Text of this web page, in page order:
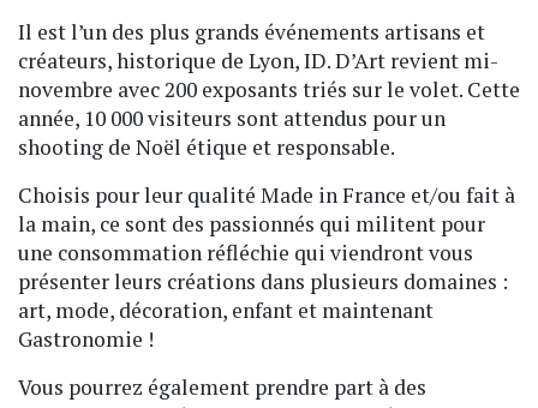
Il est l’un des plus grands événements artisans et
créateurs, historique de Lyon, ID. D’Art revient mi-
novembre avec 200 exposants triés sur le volet. Cette
année, 10 000 visiteurs sont attendus pour un
shooting de Noël étique et responsable.
Choisis pour leur qualité Made in France et/ou fait à
la main, ce sont des passionnés qui militent pour
une consommation réfléchie qui viendront vous
présenter leurs créations dans plusieurs domaines :
art, mode, décoration, enfant et maintenant
Gastronomie !
Vous pourrez également prendre part à des